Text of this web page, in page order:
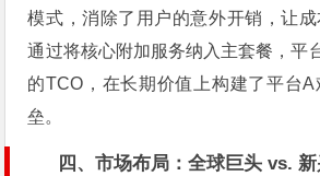
模式，消除了用户的意外开销，让成
通过将核心附加服务纳入主套餐，平
的TCO，在长期价值上构建了平台
垒。
四、市场布局：全球巨头 vs.